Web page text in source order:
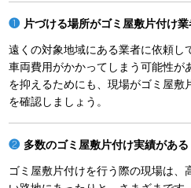
片づける場所がゴミ屋敷片付け
遠くの対象地域にある業者に依頼し
車両費用がかかってしまう可能性が
を抑えるためにも、現場がゴミ屋敷
を確認しましょう。
多数のゴミ屋敷片付け実績がある
ゴミ屋敷片付けを行う際の現場は